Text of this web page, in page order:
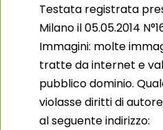
Testata registrata
Milano il 05.05.2014
Immagini: molte
tratte da internet e
pubblico dominio.
violasse diritti di
al seguente indirizzo: